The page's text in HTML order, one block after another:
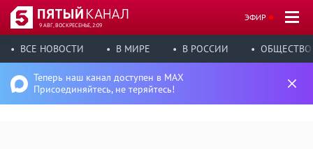
9 АВГ, ВОСКРЕСЕНЬЕ, 2:09
ЭФИР
ВСЕ НОВОСТИ В МИРЕ В РОССИИ ОБЩЕСТВО
Теперь наш канал доступен в MAX
Присоединяйтесь, не теряйтесь!